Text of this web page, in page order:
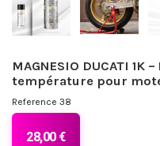
MAGNESIO DUCATI
température pour
Reference 38
28,00 €